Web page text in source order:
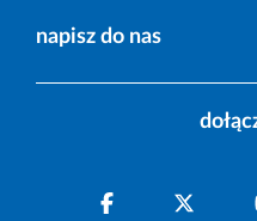
napisz do nas